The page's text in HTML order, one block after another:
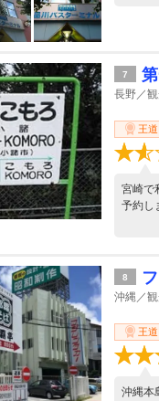
7
長野／
王道
宮崎で
予約し
8
沖縄／
王道
沖縄本